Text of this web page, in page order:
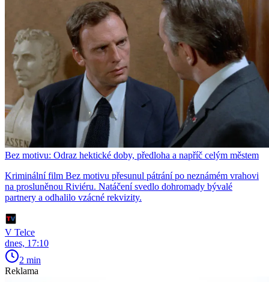
Bez motivu: Odraz hektické doby, předloha a napříč celým městem
Kriminální film Bez motivu přesunul pátrání po neznámém vrahovi
na prosluněnou Riviéru. Natáčení svedlo dohromady bývalé
partnery a odhalilo vzácné rekvizity.
V Telce
dnes, 17:10
2 min
Reklama